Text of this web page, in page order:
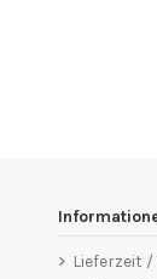
Lieferzeit